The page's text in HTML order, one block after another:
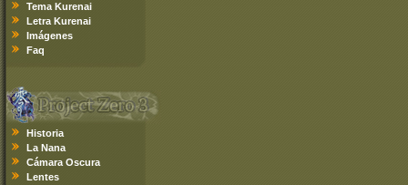
Tema Kurenai
Letra Kurenai
Imágenes
Faq
Historia
La Nana
Cámara Oscura
Lentes